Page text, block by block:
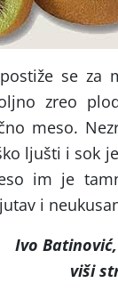
se za
zreo
meso.
ljušti i sok
im je
i
Ivo
viši